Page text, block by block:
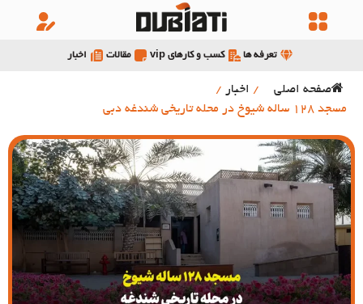
تعرفه ها کسب و کارهای vip مقالات اخبار
صفحه اصلی / اخبار /
مسجد 128 ساله شیوخ در محله تاریخی شندغه دبی